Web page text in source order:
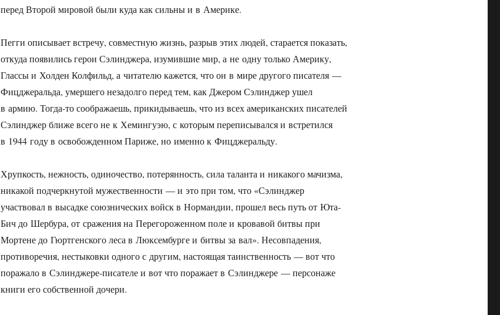
перед Второй мировой были куда как сильны и в Америке.
Пегги описывает встречу, совместную жизнь, разрыв этих людей, старается показать,
откуда появились герои Сэлинджера, изумившие мир, а не одну только Америку,
Глассы и Холден Колфильд, а читателю кажется, что он в мире другого писателя —
Фицджеральда, умершего незадолго перед тем, как Джером Сэлинджер ушел
в армию. Тогда-то соображаешь, прикидываешь, что из всех американских писателей
Сэлинджер ближе всего не к Хемингуэю, с которым переписывался и встретился
в 1944 году в освобожденном Париже, но именно к Фицджеральду.
Хрупкость, нежность, одиночество, потерянность, сила таланта и никакого мачизма,
никакой подчеркнутой мужественности — и это при том, что «Сэлинджер
участвовал в высадке союзнических войск в Нормандии, прошел весь путь от Юта-
Бич до Шербура, от сражения на Перегороженном поле и кровавой битвы при
Мортене до Гюртгенского леса в Люксембурге и битвы за вал». Несовпадения,
противоречия, нестыковки одного с другим, настоящая таинственность — вот что
поражало в Сэлинджере-писателе и вот что поражает в Сэлинджере — персонаже
книги его собственной дочери.